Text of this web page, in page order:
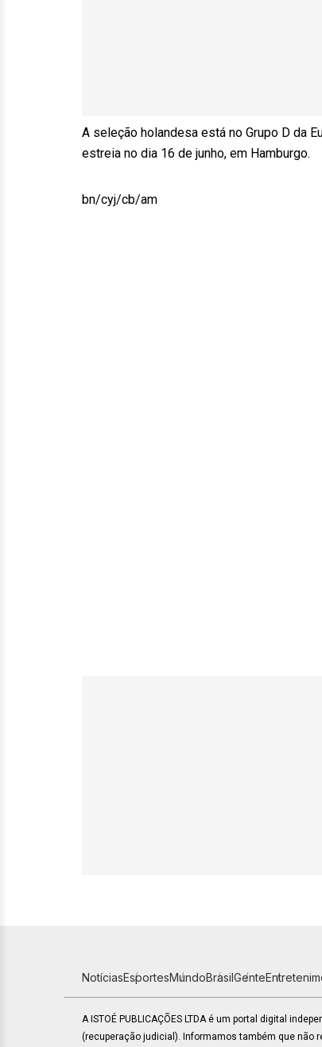
A seleção holandesa está no Grupo D da
estreia no dia 16 de junho, em Hamburgo.
bn/cyj/cb/am
NotíciasEsportesMundoBrasilGente
A ISTOÉ PUBLICAÇÕES LTDA é um portal digital
(recuperação judicial). Informamos também que